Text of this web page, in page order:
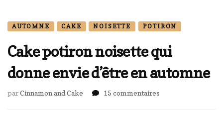
AUTOMNE CAKE NOISETTE POTIRON
Cake potiron noisette qui
donne envie d’être en automne
parCinnamon and Cake 15 commentairessur